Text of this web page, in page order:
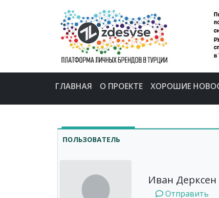
ГЛАВНАЯ О ПРОЕКТЕ ХОРОШИЕ
ПОЛЬЗОВАТЕЛЬ
Иван Дерксен
Отправить